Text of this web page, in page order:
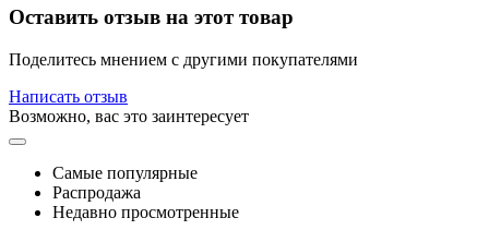
Оставить отзыв на этот товар
Поделитесь мнением с другими покупателями
Написать отзыв
Возможно, вас это заинтересует
Самые популярные
Распродажа
Недавно просмотренные